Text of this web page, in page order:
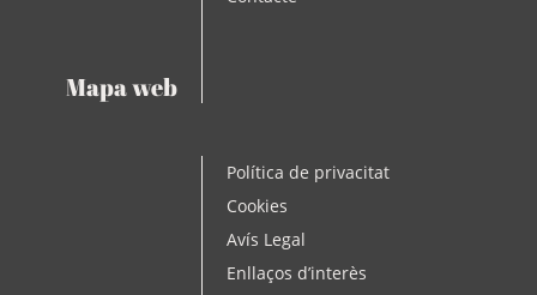
Mapa web
Política de privacitat
Cookies
Avís Legal
Enllaços d’interès